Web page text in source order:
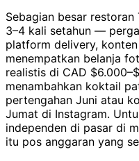
Sebagian besar
3–4 kali setahun —
platform delivery,
menempatkan belanja
realistis di CAD
menambahkan koktail
pertengahan Juni atau
Jumat di Instagram.
independen di pasar di
itu pos anggaran yang